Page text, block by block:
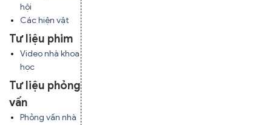
hội
Các hiện vật
Tư liệu phim
Video nhà khoa
học
Tư liệu phỏng
vấn
Phỏng vấn nhà